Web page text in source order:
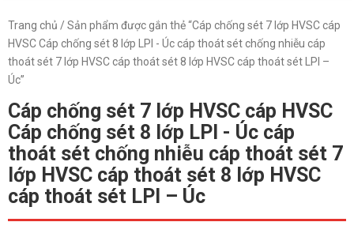
Trang chủ / Sản phẩm được gắn thẻ “Cáp chống sét 7 lớp HVSC cáp
HVSC Cáp chống sét 8 lớp LPI - Úc cáp thoát sét chống nhiễu cáp
thoát sét 7 lớp HVSC cáp thoát sét 8 lớp HVSC cáp thoát sét LPI –
Úc”
Cáp chống sét 7 lớp HVSC cáp HVSC
Cáp chống sét 8 lớp LPI - Úc cáp
thoát sét chống nhiễu cáp thoát sét 7
lớp HVSC cáp thoát sét 8 lớp HVSC
cáp thoát sét LPI – Úc